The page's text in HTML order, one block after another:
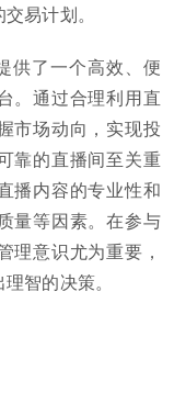
易计划。
供了一个高效、便
。通过合理利用直
市场动向，实现投
靠的直播间至关重
播内容的专业性和
量等因素。在参与
理意识尤为重要，
智的决策。